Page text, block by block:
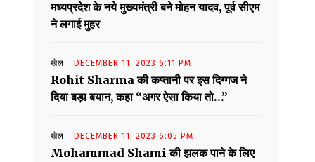
मध्यप्रदेश के नये मुख्यमंत्री बने मोहन यादव, पूर्व सीएम
ने लगाई मुहर
खेल DECEMBER 11, 2023 6:11 PM
Rohit Sharma की कप्तानी पर इस दिग्गज ने
दिया बड़ा बयान, कहा “अगर ऐसा किया तो…”
खेल DECEMBER 11, 2023 6:05 PM
Mohammad Shami की झलक पाने के लिए